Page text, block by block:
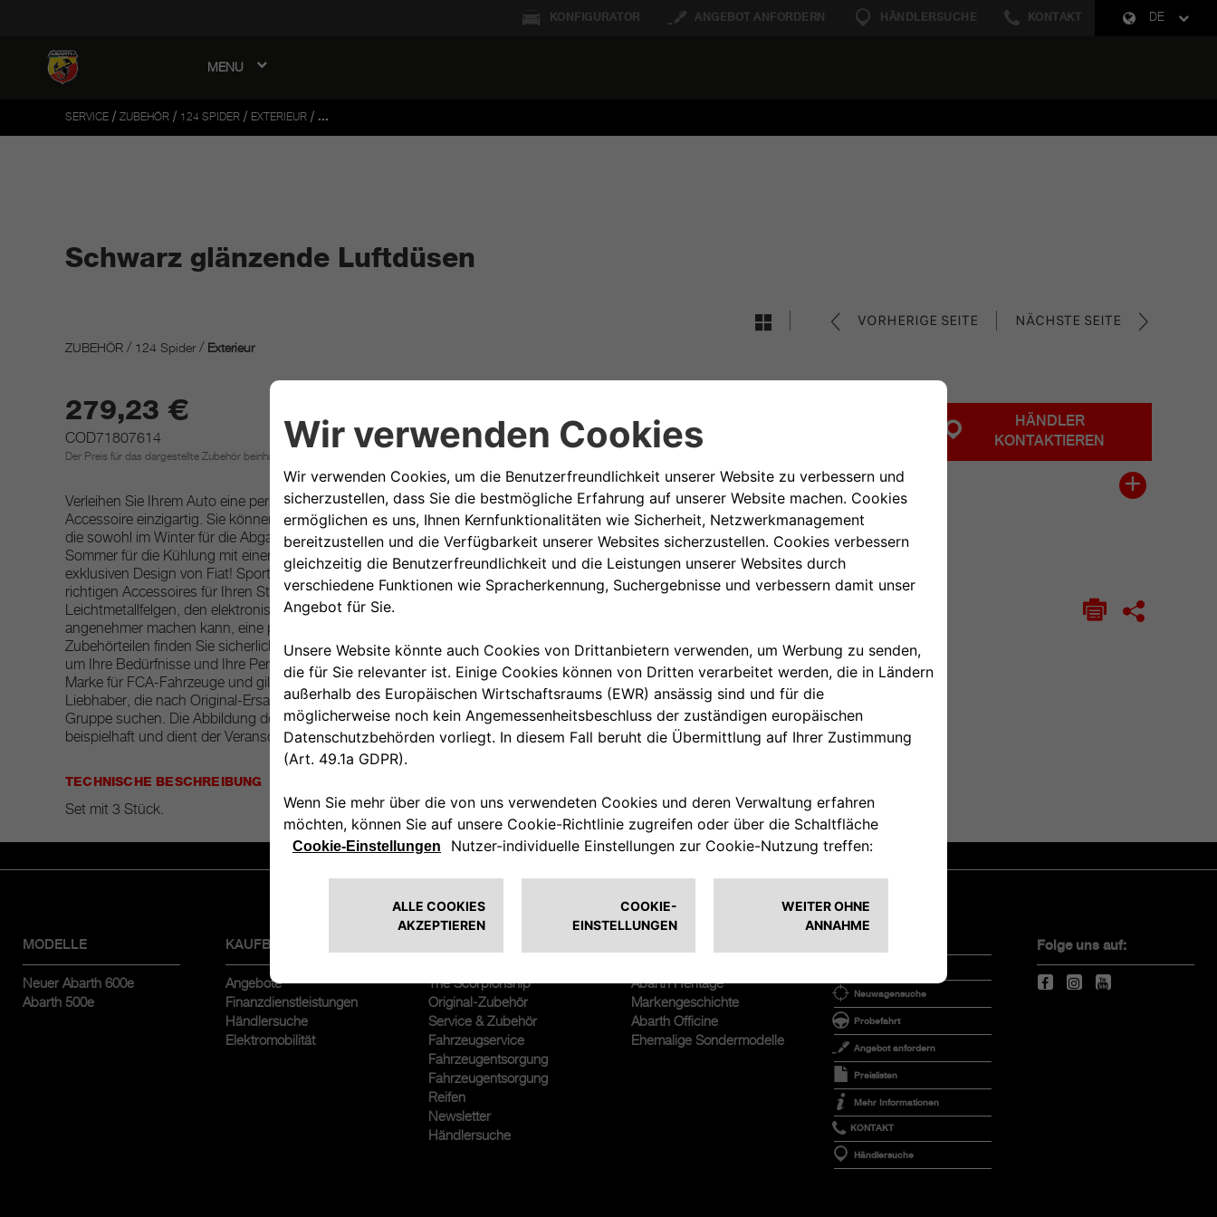
KONFIGURATOR ANGEBOT ANFORDERN HÄNDLERSUCHE KONTAKT DE
MENU
SERVICE / ZUBEHÖR / 124 SPIDER / EXTERIEUR / ...
Schwarz glänzende Luftdüsen
VORHERIGE SEITE NÄCHSTE SEITE
ZUBEHÖR / 124 Spider/ Exterieur
279,23 €
COD71807614
Der Preis für das dargestellte Zubehör beinhaltet nicht die Einbaukosten.
HÄNDLER
KONTAKTIEREN
Verleihen Sie Ihrem Auto eine persönliche Note und machen Sie es mit einem originellen
Accessoire einzigartig. Sie können beispielsweise die Lüftungsöffnungen austauschen,
die sowohl im Winter für die Abgabe warmer Luft in den Fahrgastraum, als auch im
Sommer für die Kühlung mit einer Klimaanlage unerlässlich sind. Natürlich mit dem
exklusiven Design von Fiat! Sportlich, auffällig oder kinderfreundlich: Wählen Sie die
richtigen Accessoires für Ihren Stil. Verleihen Sie dem Gepäckträger, den
Leichtmetallfelgen, den elektronischen Geräten und allem, was das Fahren noch
angenehmer machen kann, eine persönliche Note. Unter den Original Mopar
Zubehörteilen finden Sie sicherlich die ideale Lösung für Ihr Fahrzeug der FCA-Gruppe,
um Ihre Bedürfnisse und Ihre Persönlichkeit zu befriedigen. Mopar ist die After-Sales-
Marke für FCA-Fahrzeuge und gilt weltweit als Ansprechpartner für Besitzer und
Liebhaber, die nach Original-Ersatzteilen und Zubehör für ihre Fahrzeuge der FCA-
Gruppe suchen. Die Abbildung des zum Verkauf angebotenen Produkts ist nur
beispielhaft und dient der Veranschaulichung.
TECHNISCHE BESCHREIBUNG
Set mit 3 Stück.
MODELLE
Neuer Abarth 600e
Abarth 500e
KAUFBERATUNG
Angebote
Finanzdienstleistungen
Händlersuche
Elektromobilität
The Scorpionship
Original-Zubehör
Service & Zubehör
Fahrzeugservice
Fahrzeugentsorgung
Fahrzeugentsorgung
Reifen
Newsletter
Händlersuche
Abarth Heritage
Markengeschichte
Abarth Officine
Ehemalige Sondermodelle
Neuwagensuche
Probefahrt
Angebot anfordern
Preislisten
Mehr Informationen
KONTAKT
Händlersuche
Folge uns auf: